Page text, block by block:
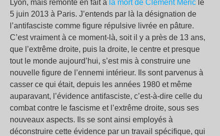
Lyon, mais remonte en fait à la mort de Clément Méric le
5 juin 2013 à Paris. J’entends par là la désignation de
l’antifasciste comme figure répulsive livrée en pâture.
C’est vraiment à ce moment-là, soit il y a près de 13 ans,
que l’extrême droite, puis la droite, le centre et presque
tout le monde aujourd’hui, s’est mis à construire une
nouvelle figure de l’ennemi intérieur. Ils sont parvenus à
casser ce qui était, depuis les années 1980 et même
auparavant, l’évidence antifasciste, c’est-à-dire celle du
combat contre le fascisme et l’extrême droite, sous ses
nouveaux aspects. Ils se sont ainsi employés à
déconstruire cette évidence par un travail spécifique, qui